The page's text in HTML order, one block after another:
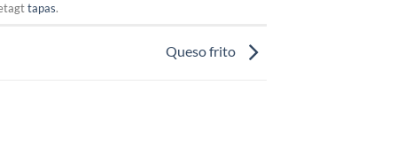
tapas.
Queso frito